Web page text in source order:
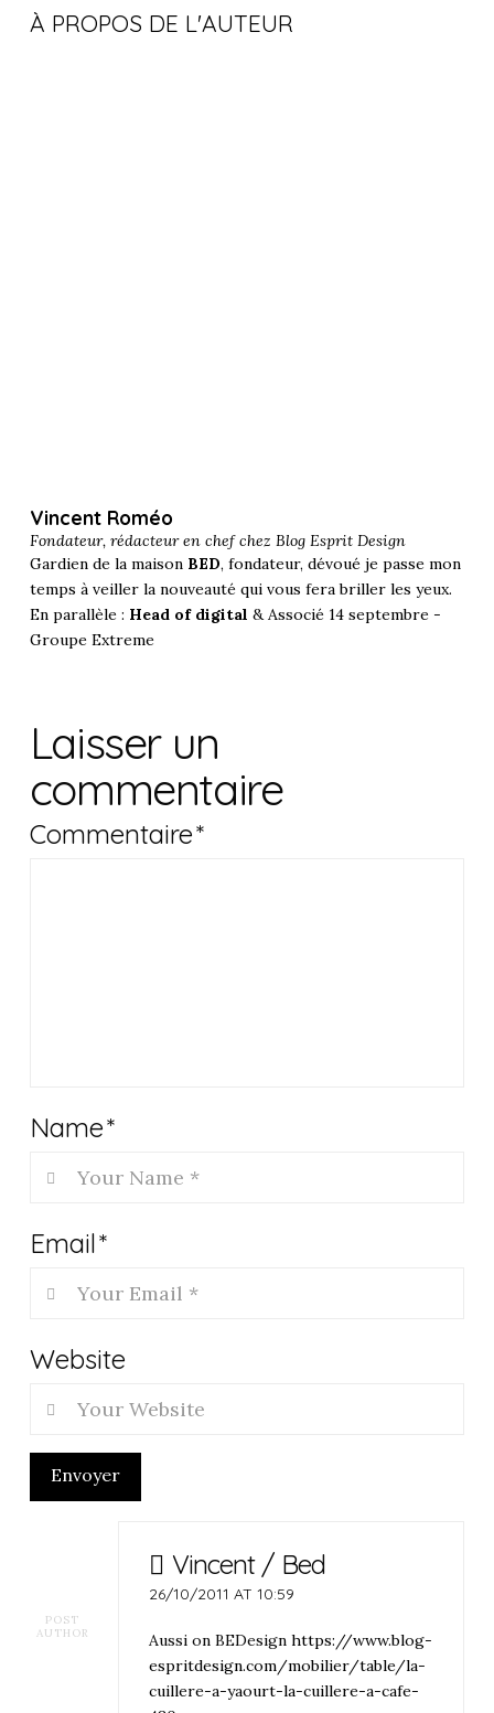
À PROPOS DE L'AUTEUR
Vincent Roméo
Fondateur, rédacteur en chef chez Blog Esprit Design
Gardien de la maison BED, fondateur, dévoué je passe mon
temps à veiller la nouveauté qui vous fera briller les yeux.
En parallèle : Head of digital & Associé 14 septembre -
Groupe Extreme
Laisser un
commentaire
Commentaire*
Name*
Email*
Website
Envoyer
POST
AUTHOR
Vincent / Bed
26/10/2011 AT 10:59
Aussi on BEDesignhttps://www.blog-
espritdesign.com/mobilier/table/la-
cuillere-a-yaourt-la-cuillere-a-cafe-